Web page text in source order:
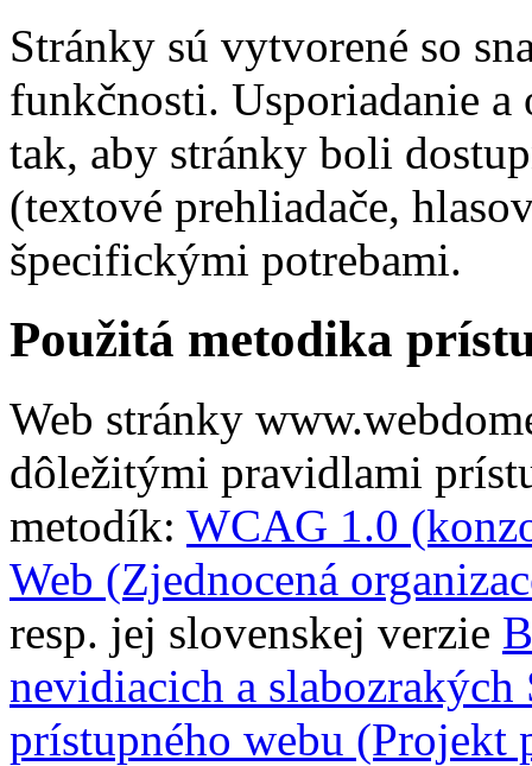
Stránky sú vytvorené so
funkčnosti. Usporiadanie a
tak, aby stránky boli
(textové prehliadače,
špecifickými potrebami.
Použitá metodika
Web stránky
dôležitými pravidlami
metodík: WCAG 1.0
Web (Zjednocená
resp. jej slovenskej verzie
nevidiacich a slabozrakých
prístupného webu (Projekt